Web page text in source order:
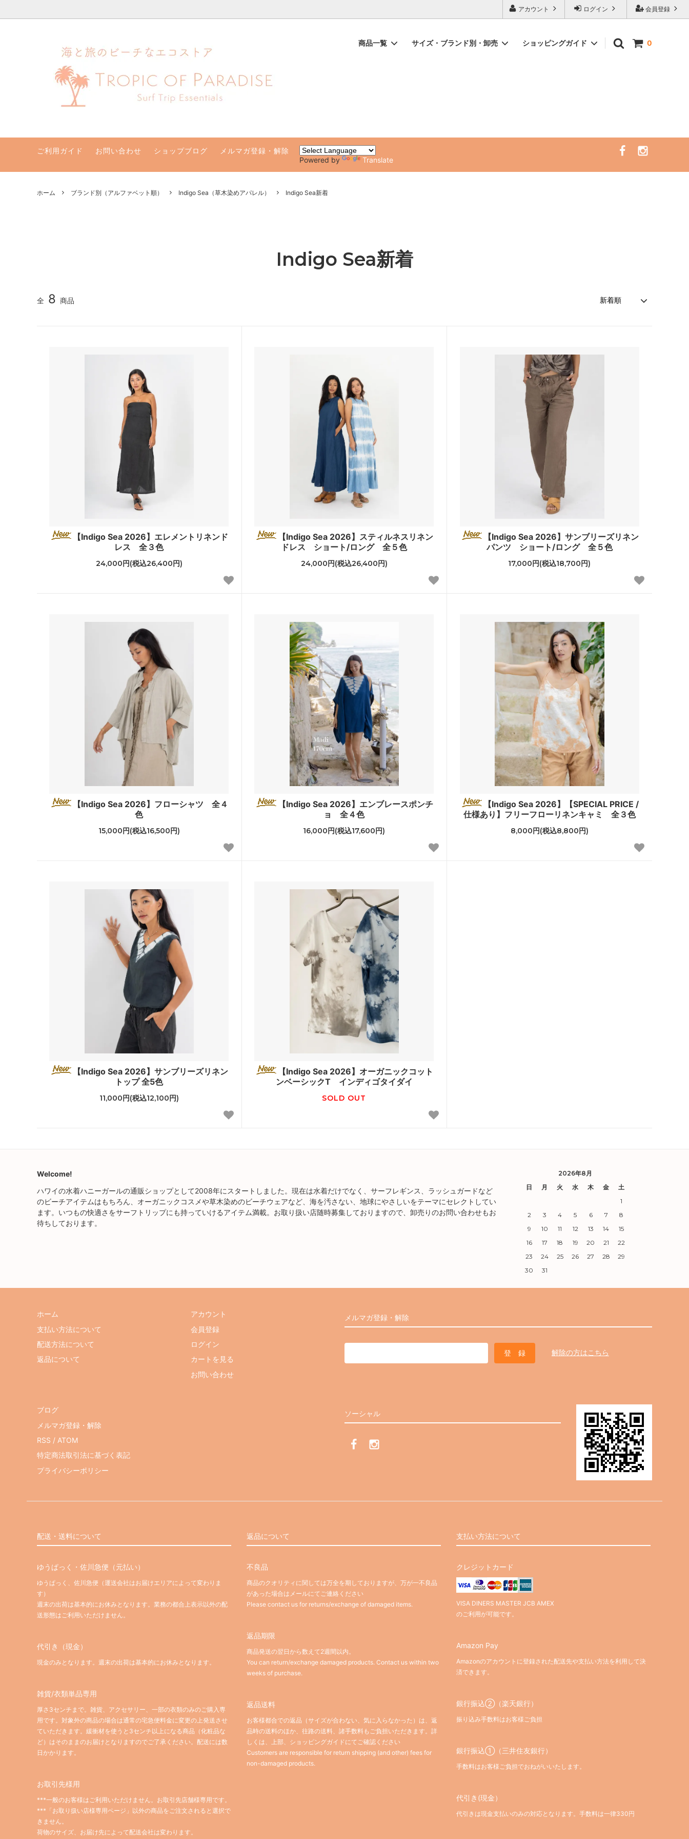
会員登録
ログイン
アカウント
0
商品一覧
ビキニセット&ワンピース ビキニトップス（一部SALE）
【一般】水着お取り寄せ
サイズ・ブランド別・卸売
クリアランスセール！最大70％オフ 新着商品
水着サイズ別 取扱店専用ページ
ショッピングガイド
支払い・配送・返品・交換について ハニーガールが他の水着と違う10の理由
ご利用ガイド お問い合わせ ショップブログ
メルマガ登録・解除
Powered by
Translate
ホーム ブランド別（アルファベット順） Indigo Sea（草木染めアパレル） Indigo Sea新着
Indigo Sea新着
全 8 商品
【Indigo Sea 2026】エレメントリネンド
レス 全３色
24,000円(税込26,400円)
【Indigo Sea 2026】スティルネスリネン
ドレス ショート/ロング 全５色
24,000円(税込26,400円)
【Indigo Sea 2026】サンブリーズリネン
パンツ ショート/ロング 全５色
17,000円(税込18,700円)
【Indigo Sea 2026】フローシャツ 全４
色
15,000円(税込16,500円)
【Indigo Sea 2026】エンブレースポンチ
ョ 全４色
16,000円(税込17,600円)
【Indigo Sea 2026】【SPECIAL PRICE /
仕様あり】フリーフローリネンキャミ 全３色
8,000円(税込8,800円)
【Indigo Sea 2026】サンブリーズリネン
トップ 全5色
11,000円(税込12,100円)
【Indigo Sea 2026】オーガニックコット
ンベーシックT インディゴタイダイ
SOLD OUT
Welcome!
ハワイの水着ハニーガールの通販ショップとして2008年にスタートしました。現在は水着だけでなく、サーフレギンス、ラッシュガードなど
のビーチアイテムはもちろん、オーガニックコスメや草木染めのビーチウェアなど、海を汚さない、地球にやさしいをテーマにセレクトしてい
ます。いつもの快適さをサーフトリップにも持っていけるアイテム満載。お取り扱い店随時募集しておりますので、卸売りのお問い合わせもお
待ちしております。
2026年8月
日
月 火 水 木 金
土
1
2
3 4 5 6 7
8
9
10 11 12 13 14
15
16
17 18 19 20 21
22
23
24 25 26 27 28
29
30
31
メルマガ登録・解除
解除の方はこちら
ホーム
支払い方法について
配送方法について
返品について
アカウント
会員登録
ログイン
カートを見る
お問い合わせ
ソーシャル
ブログ
メルマガ登録・解除
RSS / ATOM
特定商法取引法に基づく表記
プライバシーポリシー
配送・送料について
ゆうぱっく・佐川急便（元払い）
ゆうぱっく、佐川急便（運送会社はお届けエリアによって変わりま
す）
週末の出荷は基本的にお休みとなります。業務の都合上表示以外の配
送形態はご利用いただけません。
代引き（現金）
現金のみとなります。週末の出荷は基本的にお休みとなります。
雑貨/衣類単品専用
厚さ3センチまで。雑貨、アクセサリー、一部の衣類のみのご購入専
用です。対象外の商品の場合は通常の宅急便料金に変更の上発送させ
ていただきます。緩衝材を使うと3センチ以上になる商品（化粧品な
ど）はそのままのお届けとなりますのでご了承ください。配送には数
日かかります。
お取引先様用
***一般のお客様はご利用いただけません。お取引先店舗様専用です。
***「お取り扱い店様専用ページ」以外の商品をご注文されると選択で
きません。
荷物のサイズ、お届け先によって配送会社は変わります。
返品について
不良品
商品のクオリティに関しては万全を期しておりますが、万が一不良品
があった場合はメールにてご連絡ください
Please contact us for returns/exchange of damaged items.
返品期限
商品発送の翌日から数えて2週間以内。
You can return/exchange damaged products. Contact us within two
weeks of purchase.
返品送料
お客様都合での返品（サイズが合わない、気に入らなかった）は、返
品時の送料のほか、往路の送料、諸手数料もご負担いただきます。詳
しくは、上部、ショッピングガイドにてご確認ください
Customers are responsible for return shipping (and other) fees for
non-damaged products.
支払い方法について
クレジットカード
VISA DINERS MASTER JCB AMEX
のご利用が可能です。
Amazon Pay
Amazonのアカウントに登録された配送先や支払い方法を利用して決
済できます。
銀行振込②（楽天銀行）
振り込み手数料はお客様ご負担
銀行振込①（三井住友銀行）
手数料はお客様ご負担でおねがいいたします。
代引き(現金）
代引きは現金支払いのみの対応となります。手数料は一律330円